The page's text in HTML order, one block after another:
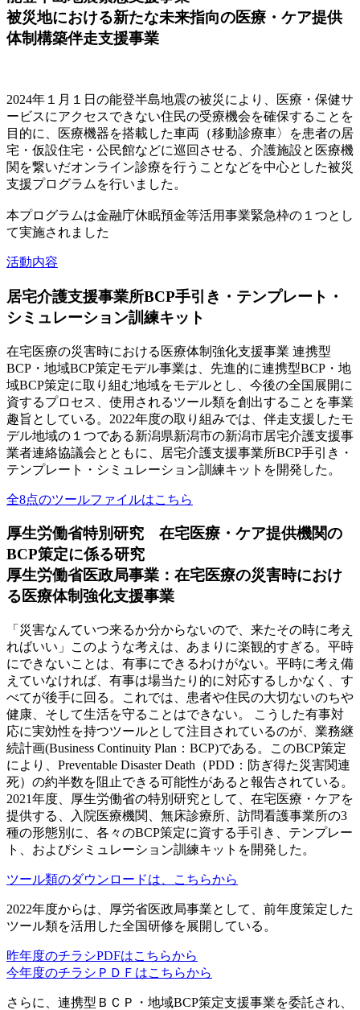
被災地における新たな未来指向の医療・ケア提供
体制構築伴走支援事業
2024年１月１日の能登半島地震の被災により、医療・保健サ
ービスにアクセスできない住民の受療機会を確保することを
目的に、医療機器を搭載した車両（移動診療車〉を患者の居
宅・仮設住宅・公民館などに巡回させる、介護施設と医療機
関を繋いだオンライン診療を行うことなどを中心とした被災
支援プログラムを行いました。
本プログラムは金融庁休眠預金等活用事業緊急枠の１つとし
て実施されました
活動内容
居宅介護支援事業所BCP手引き・テンプレート・
シミュレーション訓練キット
在宅医療の災害時における医療体制強化支援事業 連携型
BCP・地域BCP策定モデル事業は、先進的に連携型BCP・地
域BCP策定に取り組む地域をモデルとし、今後の全国展開に
資するプロセス、使用されるツール類を創出することを事業
趣旨としている。2022年度の取り組みでは、伴走支援したモ
デル地域の１つである新潟県新潟市の新潟市居宅介護支援事
業者連絡協議会とともに、居宅介護支援事業所BCP手引き・
テンプレート・シミュレーション訓練キットを開発した。
全8点のツールファイルはこちら
厚生労働省特別研究 在宅医療・ケア提供機関の
BCP策定に係る研究
厚生労働省医政局事業：在宅医療の災害時におけ
る医療体制強化支援事業
「災害なんていつ来るか分からないので、来たその時に考え
ればいい」このような考えは、あまりに楽観的すぎる。平時
にできないことは、有事にできるわけがない。平時に考え備
えていなければ、有事は場当たり的に対応するしかなく、す
べてが後手に回る。これでは、患者や住民の大切ないのちや
健康、そして生活を守ることはできない。 こうした有事対
応に実効性を持つツールとして注目されているのが、業務継
続計画(Business Continuity Plan：BCP)である。このBCP策定
により、Preventable Disaster Death（PDD：防ぎ得た災害関連
死）の約半数を阻止できる可能性があると報告されている。
2021年度、厚生労働省の特別研究として、在宅医療・ケアを
提供する、入院医療機関、無床診療所、訪問看護事業所の3
種の形態別に、各々のBCP策定に資する手引き、テンプレー
ト、およびシミュレーション訓練キットを開発した。
ツール類のダウンロードは、こちらから
2022年度からは、厚労省医政局事業として、前年度策定した
ツール類を活用した全国研修を展開している。
昨年度のチラシPDFはこちらから
今年度のチラシＰＤＦはこちらから
さらに、連携型ＢＣＰ・地域BCP策定支援事業を委託され、